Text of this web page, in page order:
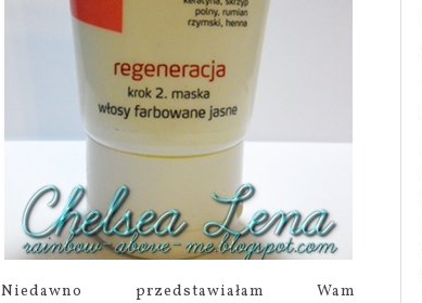
Niedawno przedstawiałam Wam